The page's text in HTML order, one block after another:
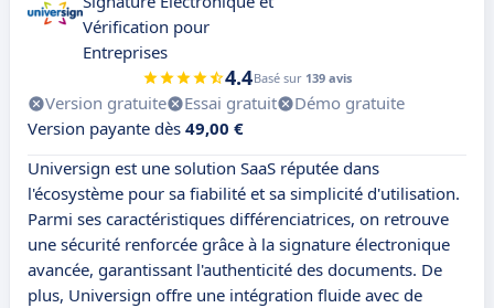
Vérification pour
Entreprises
4.4Basé sur 139 avis
Version gratuite Essai gratuit
Démo gratuite
Version payante dès 49,00 €
Universign est une solution SaaS réputée dans
l'écosystème pour sa fiabilité et sa simplicité d'utilisation.
Parmi ses caractéristiques différenciatrices, on retrouve
une sécurité renforcée grâce à la signature électronique
avancée, garantissant l'authenticité des documents. De
plus, Universign offre une intégration fluide avec de